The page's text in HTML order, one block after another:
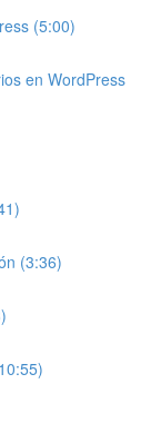
(5:00)
en WordPress
(3:36)